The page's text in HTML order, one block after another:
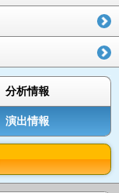
分析情報
演出情報